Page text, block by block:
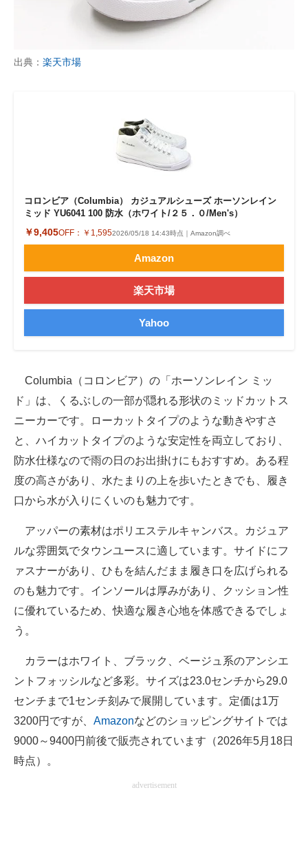
出典： 楽天市場
コロンビア（Columbia） カジュアルシューズ ホーソンレイン
ミッド YU6041 100 防水（ホワイト/２５．０/Men's）
￥9,405OFF： ￥1,5952026/05/18 14:43時点｜Amazon調べ
Amazon
楽天市場
Yahoo
Columbia（コロンビア）の「ホーソンレイン ミッ
ド」は、くるぶしの一部が隠れる形状のミッドカットス
ニーカーです。ローカットタイプのような動きやすさ
と、ハイカットタイプのような安定性を両立しており、
防水仕様なので雨の日のお出掛けにもおすすめ。ある程
度の高さがあり、水たまりの上を歩いたときでも、履き
口から水が入りにくいのも魅力です。
アッパーの素材はポリエステルキャンバス。カジュア
ルな雰囲気でタウンユースに適しています。サイドにフ
ァスナーがあり、ひもを結んだまま履き口を広げられる
のも魅力です。インソールは厚みがあり、クッション性
に優れているため、快適な履き心地を体感できるでしょ
う。
カラーはホワイト、ブラック、ベージュ系のアンシエ
ントフォッシルなど多彩。サイズは23.0センチから29.0
センチまで1センチ刻みで展開しています。定価は1万
3200円ですが、 Amazonなどのショッピングサイトでは
9000～9400円前後で販売されています（2026年5月18日
時点）。
advertisement